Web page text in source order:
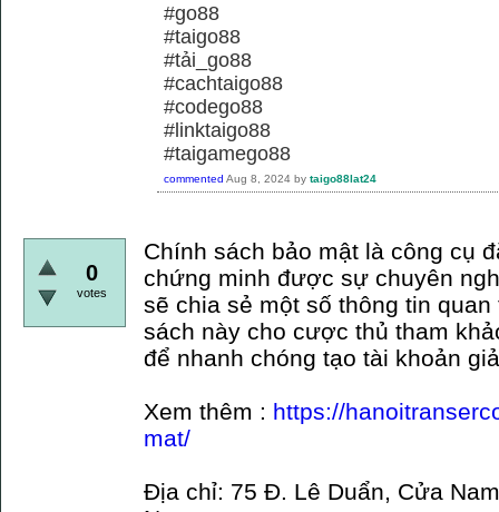
#go88
#taigo88
#tải_go88
#cachtaigo88
#codego88
#linktaigo88
#taigamego88
commented Aug 8, 2024 by taigo88lat24
0
votes
Chính sách bảo mật là công cụ
chứng minh được sự chuyên
sẽ chia sẻ một số thông tin
sách này cho cược thủ tham
để nhanh chóng tạo tài khoản
Xem thêm : https://
mat/
Địa chỉ: 75 Đ. Lê Duẩn, Cửa